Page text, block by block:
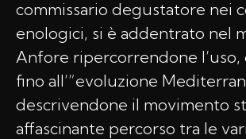
commissario degustatore nei
enologici, si è addentrato nel
Anfore ripercorrendone l’uso,
fino all’”evoluzione
descrivendone il movimento
affascinante percorso tra le